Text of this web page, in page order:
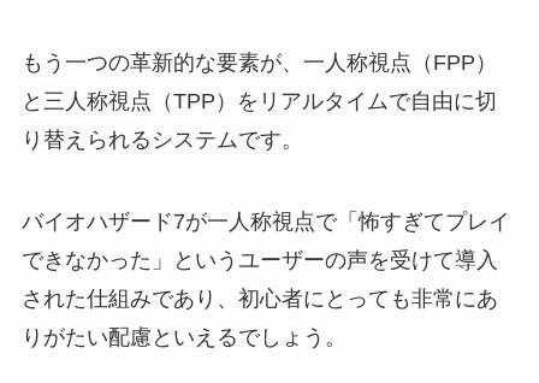
もう一つの革新的な要素が、一人称視点（FPP）
と三人称視点（TPP）をリアルタイムで自由に切
り替えられるシステムです。
バイオハザード7が一人称視点で「怖すぎてプレイ
できなかった」というユーザーの声を受けて導入
された仕組みであり、初心者にとっても非常にあ
りがたい配慮といえるでしょう。